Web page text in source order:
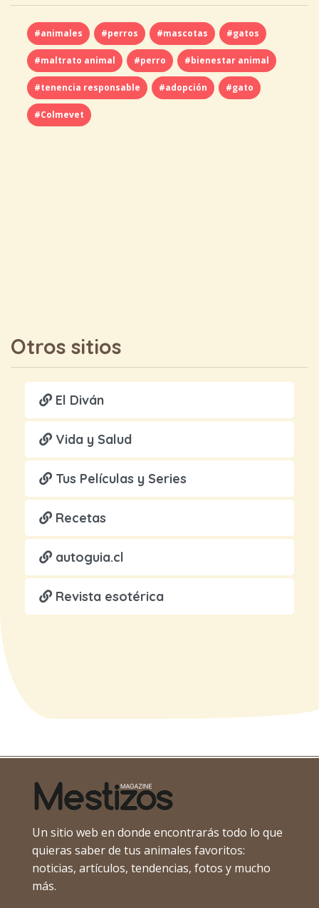
#animales #perros #mascotas #gatos
#maltrato animal #perro #bienestar animal
#tenencia responsable #adopción #gato
#Colmevet
Otros sitios
El Diván
Vida y Salud
Tus Películas y Series
Recetas
autoguia.cl
Revista esotérica
Un sitio web en donde encontrarás todo lo que
quieras saber de tus animales favoritos:
noticias, artículos, tendencias, fotos y mucho
más.